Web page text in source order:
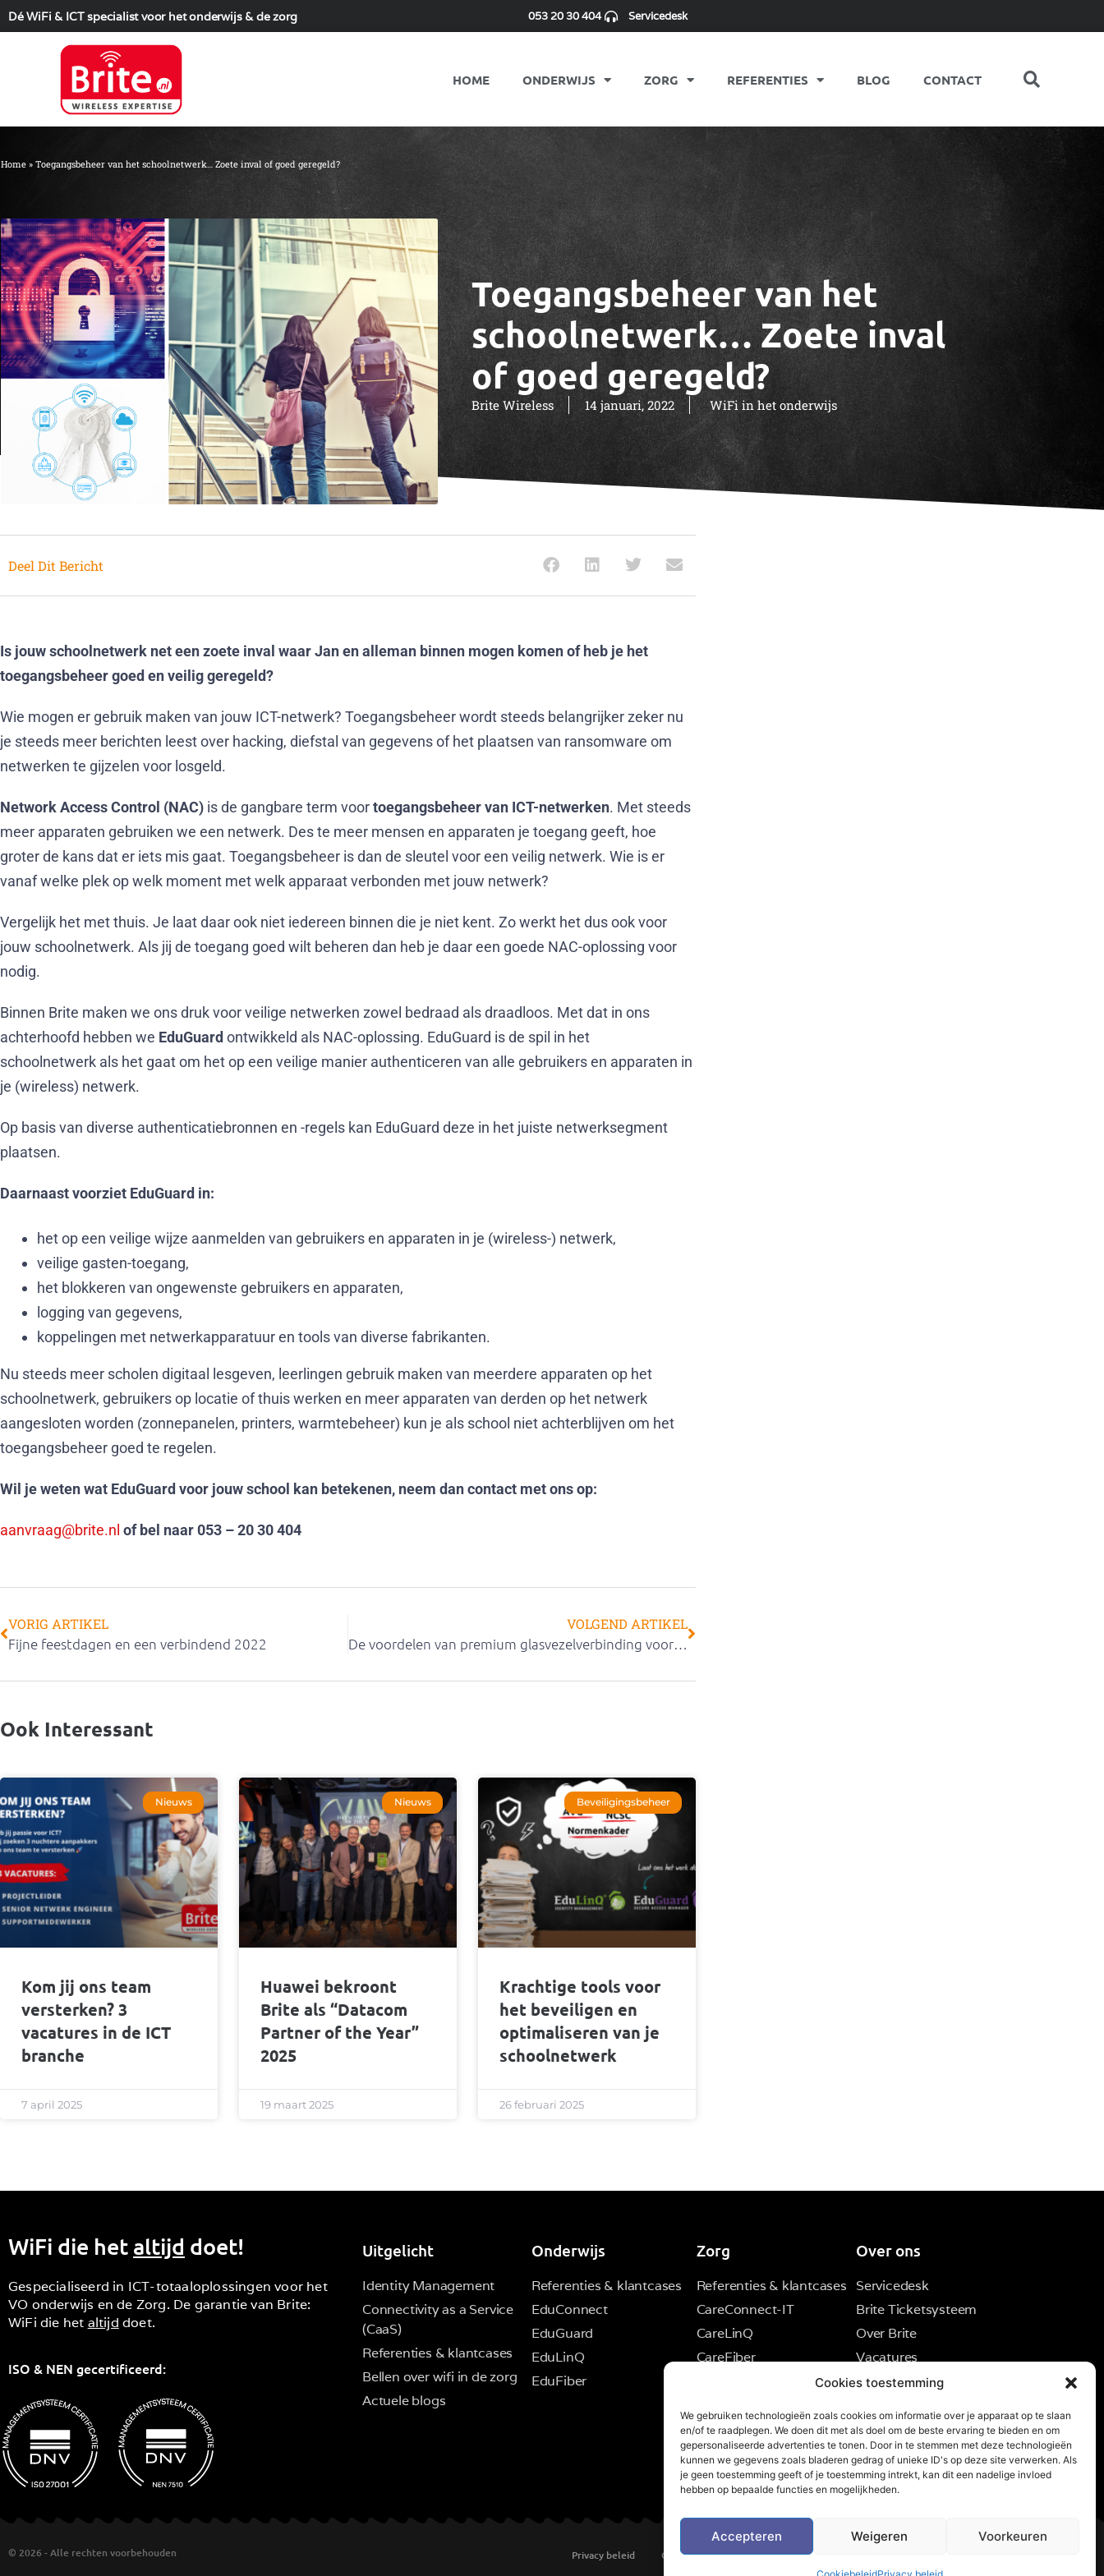
Cookies toestemming
We gebruiken technologieën zoals cookies om informatie over je apparaat op te slaan
en/of te raadplegen. We doen dit met als doel om de beste ervaring te bieden en om
gepersonaliseerde advertenties te tonen. Door in te stemmen met deze technologieën
kunnen we gegevens zoals bladeren gedrag of unieke ID's op deze site verwerken. Als
je geen toestemming geeft of je toestemming intrekt, kan dit een nadelige invloed
hebben op bepaalde functies en mogelijkheden.
Accepteren Weigeren Voorkeuren
Dé WiFi & ICT specialist voor het onderwijs & de zorg 053 20 30 404 Servicedesk
HOME ONDERWIJS ZORG REFERENTIES BLOG CONTACT
Home » Toegangsbeheer van het schoolnetwerk… Zoete inval of goed geregeld?
Toegangsbeheer van het
schoolnetwerk… Zoete inval
of goed geregeld?
Brite Wireless 14 januari, 2022 WiFi in het onderwijs
Deel Dit Bericht
Is jouw schoolnetwerk net een zoete inval waar Jan en alleman binnen mogen komen of heb je het
toegangsbeheer goed en veilig geregeld?
Wie mogen er gebruik maken van jouw ICT-netwerk? Toegangsbeheer wordt steeds belangrijker zeker nu
je steeds meer berichten leest over hacking, diefstal van gegevens of het plaatsen van ransomware om
netwerken te gijzelen voor losgeld.
Network Access Control (NAC) is de gangbare term voortoegangsbeheer van ICT-netwerken. Met steeds
meer apparaten gebruiken we een netwerk. Des te meer mensen en apparaten je toegang geeft, hoe
groter de kans dat er iets mis gaat. Toegangsbeheer is dan de sleutel voor een veilig netwerk. Wie is er
vanaf welke plek op welk moment met welk apparaat verbonden met jouw netwerk?
Vergelijk het met thuis. Je laat daar ook niet iedereen binnen die je niet kent. Zo werkt het dus ook voor
jouw schoolnetwerk. Als jij de toegang goed wilt beheren dan heb je daar een goede NAC-oplossing voor
nodig.
Binnen Brite maken we ons druk voor veilige netwerken zowel bedraad als draadloos. Met dat in ons
achterhoofd hebben we EduGuard ontwikkeld als NAC-oplossing. EduGuard is de spil in het
schoolnetwerk als het gaat om het op een veilige manier authenticeren van alle gebruikers en apparaten in
je (wireless) netwerk.
Op basis van diverse authenticatiebronnen en -regels kan EduGuard deze in het juiste netwerksegment
plaatsen.
Daarnaast voorziet EduGuard in:
het op een veilige wijze aanmelden van gebruikers en apparaten in je (wireless-) netwerk,
veilige gasten-toegang,
het blokkeren van ongewenste gebruikers en apparaten,
logging van gegevens,
koppelingen met netwerkapparatuur en tools van diverse fabrikanten.
Nu steeds meer scholen digitaal lesgeven, leerlingen gebruik maken van meerdere apparaten op het
schoolnetwerk, gebruikers op locatie of thuis werken en meer apparaten van derden op het netwerk
aangesloten worden (zonnepanelen, printers, warmtebeheer) kun je als school niet achterblijven om het
toegangsbeheer goed te regelen.
Wil je weten wat EduGuard voor jouw school kan betekenen, neem dan contact met ons op:
aanvraag@brite.nl of bel naar 053 – 20 30 404
VORIG ARTIKEL
Fijne feestdagen en een verbindend 2022
VOLGEND ARTIKEL
De voordelen van premium glasvezelverbinding voor je school
Ook Interessant
Nieuws
Kom jij ons team
versterken? 3
vacatures in de ICT
branche
7 april 2025
Nieuws
Huawei bekroont
Brite als “Datacom
Partner of the Year”
2025
19 maart 2025
Beveiligingsbeheer
Krachtige tools voor
het beveiligen en
optimaliseren van je
schoolnetwerk
26 februari 2025
WiFi die het altijd doet!
Gespecialiseerd in ICT-totaaloplossingen voor het
VO onderwijs en de Zorg. De garantie van Brite:
WiFi die het altijd doet.
ISO & NEN gecertificeerd:
Uitgelicht
Identity Management
Connectivity as a Service
(CaaS)
Referenties & klantcases
Bellen over wifi in de zorg
Actuele blogs
Onderwijs
Referenties & klantcases
EduConnect
EduGuard
EduLinQ
EduFiber
Zorg
Referenties & klantcases
CareConnect-IT
CareLinQ
CareFiber
Over ons
Servicedesk
Brite Ticketsysteem
Over Brite
Vacatures
Contact
© 2026 - Alle rechten voorbehouden Privacy beleid Cookiebeleid (EU) Algemene voorwaarden